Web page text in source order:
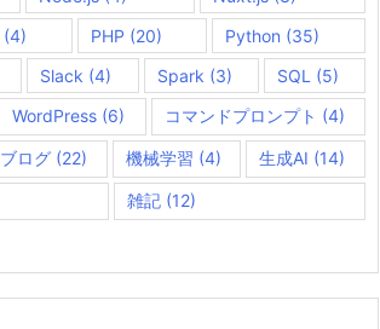
(4) PHP (20) Python (35)
Slack (4) Spark (3) SQL (5)
WordPress (6) コマンドプロンプト (4)
ブログ(22) 機械学習 (4) 生成AI (14)
雑記(12)